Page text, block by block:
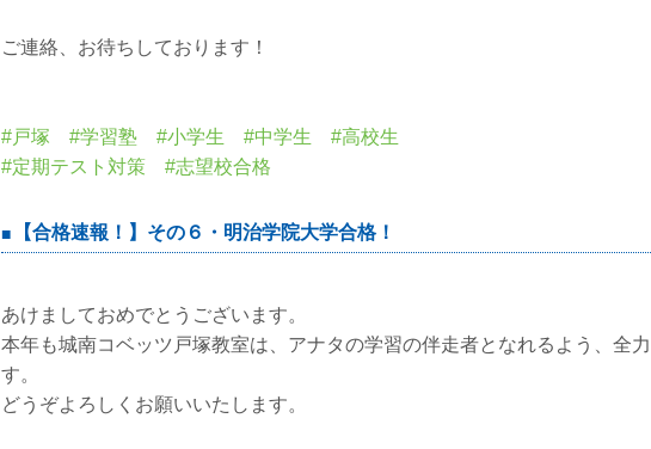
ご連絡、お待ちしております！
#戸塚 #学習塾 #小学生 #中学生 #高校生
#定期テスト対策 #志望校合格
【合格速報！】その６・明治学院大学合格！
あけましておめでとうございます。
本年も城南コベッツ戸塚教室は、アナタの学習の伴走者となれるよう、全
す。
どうぞよろしくお願いいたします。